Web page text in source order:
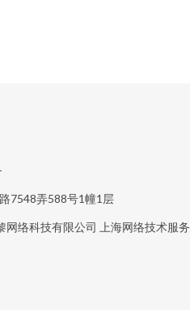
7548弄588号1幢1层
网络科技有限公司 上海网络技术服务